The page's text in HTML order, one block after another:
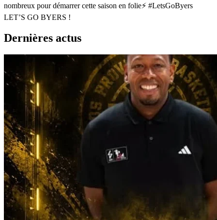
nombreux pour démarrer cette saison en folie⚡️ #LetsGoByers
LET’S GO BYERS !
Dernières actus